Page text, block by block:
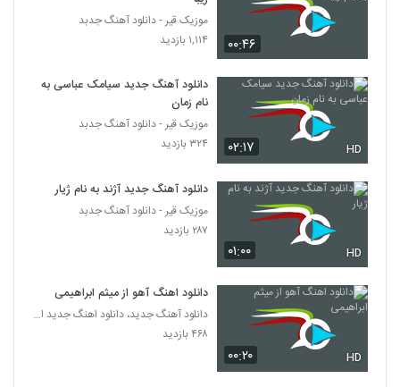
آهنگ مهدی عسگری بنام مرگ عشق
دانلود آهنگ یادت بیاد از ماهان احمدی
۲۵۹ بازدید
5855
دانلود آهنگ بهنام افشار دور شدی
5856
آهنگ هاشم رمضانی بنام میرم
5857
دانلود آهنگ حمزه نظری لبخند صورتی
(Hamzeh Nazari Labkhande Sourati)
۲۲۴ بازدید
۰۰:۴۶
موزیک قیر - دانلود آهنگ جدبد
۱,۱۱۴ بازدید
۰۲:۱۷ HD
دانلود آهنگ جدید سیامک عباسی به
نام زمان
موزیک قیر - دانلود آهنگ جدبد
۳۲۴ بازدید
۰۱:۰۰ HD
دانلود آهنگ جدید آژند به نام ژیار
موزیک قیر - دانلود آهنگ جدبد
۲۸۷ بازدید
۰۰:۲۰ HD
دانلود اهنگ آهو از میثم ابراهیمی
دانلود آهنگ جدید، دانلود اهنگ جدید ایرانی
۴۶۸ بازدید